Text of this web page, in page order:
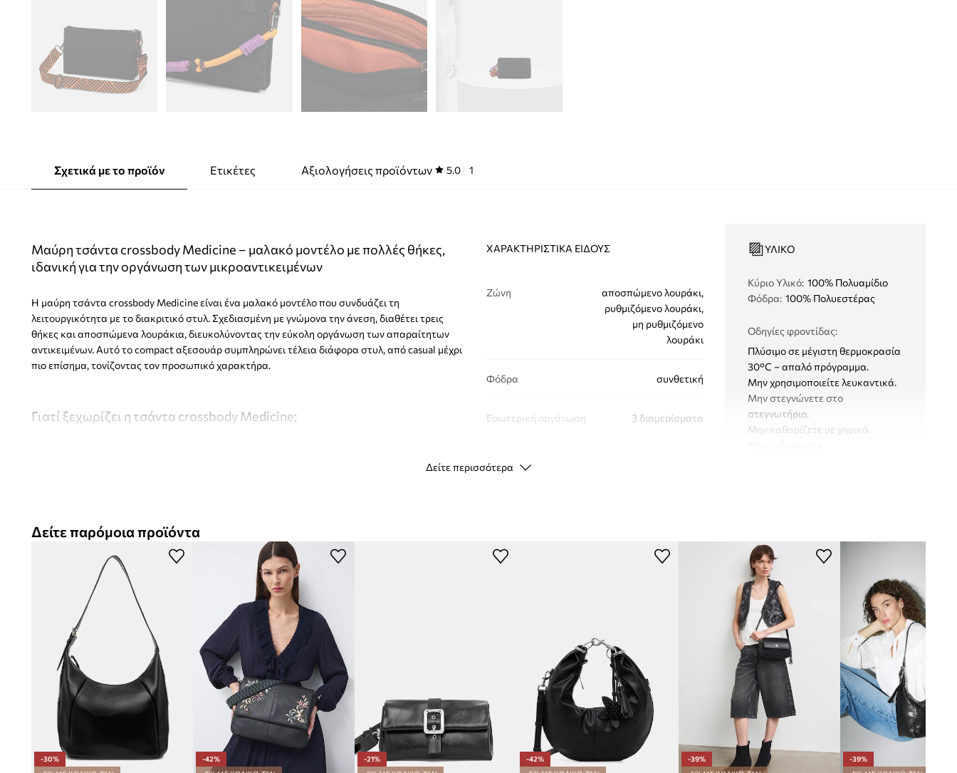
Σχετικά με το προϊόν Ετικέτες Αξιολογήσεις προϊόντων 5.0 1
Μαύρη τσάντα crossbody Medicine – μαλακό μοντέλο με πολλές θήκες,
ιδανική για την οργάνωση των μικροαντικειμένων
Η μαύρη τσάντα crossbody Medicine είναι ένα μαλακό μοντέλο που συνδυάζει τη
λειτουργικότητα με το διακριτικό στυλ. Σχεδιασμένη με γνώμονα την άνεση, διαθέτει τρεις
θήκες και αποσπώμενα λουράκια, διευκολύνοντας την εύκολη οργάνωση των απαραίτητων
αντικειμένων. Αυτό το compact αξεσουάρ συμπληρώνει τέλεια διάφορα στυλ, από casual μέχρι
πιο επίσημα, τονίζοντας τον προσωπικό χαρακτήρα.
Γιατί ξεχωρίζει η τσάντα crossbody Medicine;
universal σχεδιασμός
επιτρέπει την εύκολη ενσωμάτωση της τσάντας σε
πολλά στυλ, από τα καθημερινά έως τα κομψά
compact διαστάσεις
καθιστούν την τσάντα εύχρηστη, χωρώντας τα πιο
σημαντικά μικροαντικείμενα
λείο, μαύρο σχέδιο
τονίζει τον μίνιμαλ χαρακτήρα της, διευκολύνοντας τον
συνδυασμό της με άλλα χρώματα
Τα δύο αποσπώμενα λουράκια
, εκ των οποίων το ένα είναι ρυθμιζόμενο,
επιτρέπουν την προσαρμογή του τρόπου που τη φοράτε στις προτιμήσεις σας
τρεις θήκες , οι δύο εκ των οποίων κλείνουν με φερμουάρ, βοηθούν στην
οργάνωση του περιεχομένου της τσάντας
Ηεσωτερική τσέπη με φερμουάρεπιτρέπει την ασφαλή αποθήκευση μικρών,
ΧΑΡΑΚΤΗΡΙΣΤΙΚΆ ΕΊΔΟΥΣ
Ζώνη
αποσπώμενο λουράκι,
ρυθμιζόμενο λουράκι,
μη ρυθμιζόμενο
λουράκι
Φόδρα συνθετική
Εσωτερική οργάνωση 3 διαμερίσματα
ΣΤΟΙΧΕΊΑ ΕΊΔΟΥΣ
Κατασκευαστής
ID προϊόντος
ΥΛΙΚΌ
Κύριο Υλικό: 100% Πολυαμίδιο
Φόδρα: 100% Πολυεστέρας
Οδηγίες φροντίδας:
Πλύσιμο σε μέγιστη θερμοκρασία
30°C – απαλό πρόγραμμα.
Μην χρησιμοποιείτε λευκαντικά.
Μην στεγνώνετε στο
στεγνωτήριο.
Μην καθαρίζετε με χημικά.
Βάθος
ΤΕΧΝΙΚΆ ΣΤΟΙΧΕΊΑ
Αριθμός εσωτερικών τσέπες με
φερμουάρ
Αριθμός εξωτερικών τσεπών με
κλείσιμο με μαγνήτη : 1
Δείτε περισσότερα
Δείτε παρόμοια προϊόντα
-30%
-42%
-21%
-42%
-39%
-39%